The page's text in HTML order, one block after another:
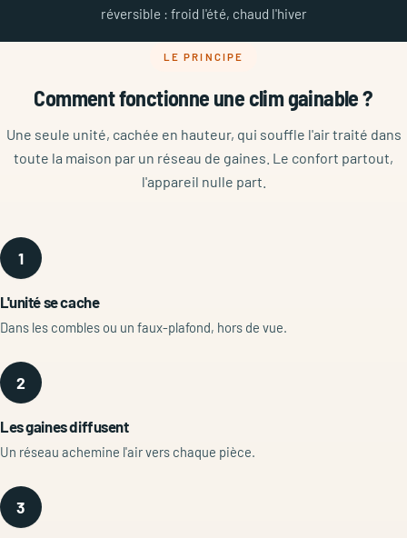
réversible : froid l'été, chaud l'hiver
LE PRINCIPE
Comment fonctionne une clim gainable ?
Une seule unité, cachée en hauteur, qui souffle l'air traité dans
toute la maison par un réseau de gaines. Le confort partout,
l'appareil nulle part.
1
L'unité se cache
Dans les combles ou un faux-plafond, hors de vue.
2
Les gaines diffusent
Un réseau achemine l'air vers chaque pièce.
3